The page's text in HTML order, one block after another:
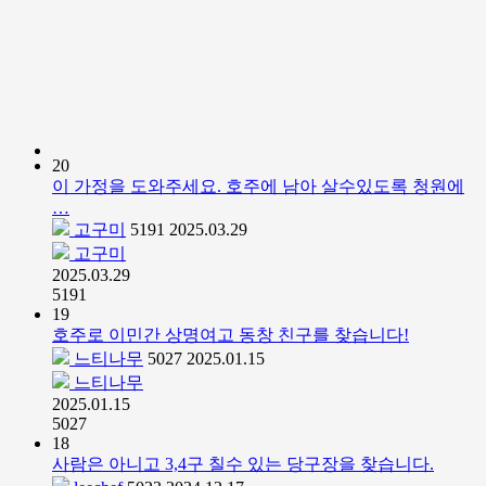
20
이 가정을 도와주세요. 호주에 남아 살수있도록 청원에
…
고구미
5191 2025.03.29
고구미
2025.03.29
5191
19
호주로 이민간 상명여고 동창 친구를 찾습니다!
느티나무 5027 2025.01.15
느티나무
2025.01.15
5027
18
사람은 아니고 3,4구 칠수 있는 당구장을 찾습니다.